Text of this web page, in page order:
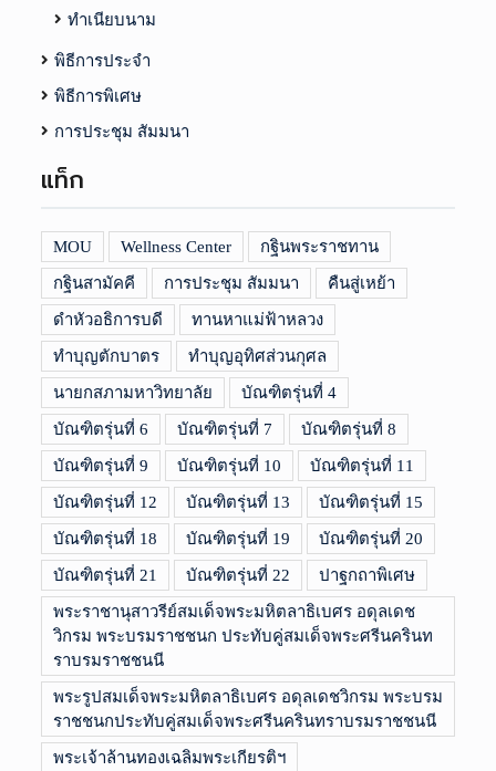
ทำเนียบนาม
พิธีการประจำ
พิธีการพิเศษ
การประชุม สัมมนา
แท็ก
MOU Wellness Center กฐินพระราชทาน
กฐินสามัคคี การประชุม สัมมนา คืนสู่เหย้า
ดำหัวอธิการบดี ทานหาแม่ฟ้าหลวง
ทำบุญตักบาตร ทำบุญอุทิศส่วนกุศล
นายกสภามหาวิทยาลัย บัณฑิตรุ่นที่ 4
บัณฑิตรุ่นที่ 6 บัณฑิตรุ่นที่ 7 บัณฑิตรุ่นที่ 8
บัณฑิตรุ่นที่ 9 บัณฑิตรุ่นที่ 10 บัณฑิตรุ่นที่ 11
บัณฑิตรุ่นที่ 12 บัณฑิตรุ่นที่ 13 บัณฑิตรุ่นที่ 15
บัณฑิตรุ่นที่ 18 บัณฑิตรุ่นที่ 19 บัณฑิตรุ่นที่ 20
บัณฑิตรุ่นที่ 21 บัณฑิตรุ่นที่ 22 ปาฐกถาพิเศษ
พระราชานุสาวรีย์สมเด็จพระมหิตลาธิเบศร อดุลเดช
วิกรม พระบรมราชชนก ประทับคู่สมเด็จพระศรีนครินท
ราบรมราชชนนี
พระรูปสมเด็จพระมหิตลาธิเบศร อดุลเดชวิกรม พระบรม
ราชชนกประทับคู่สมเด็จพระศรีนครินทราบรมราชชนนี
พระเจ้าล้านทองเฉลิมพระเกียรติฯ